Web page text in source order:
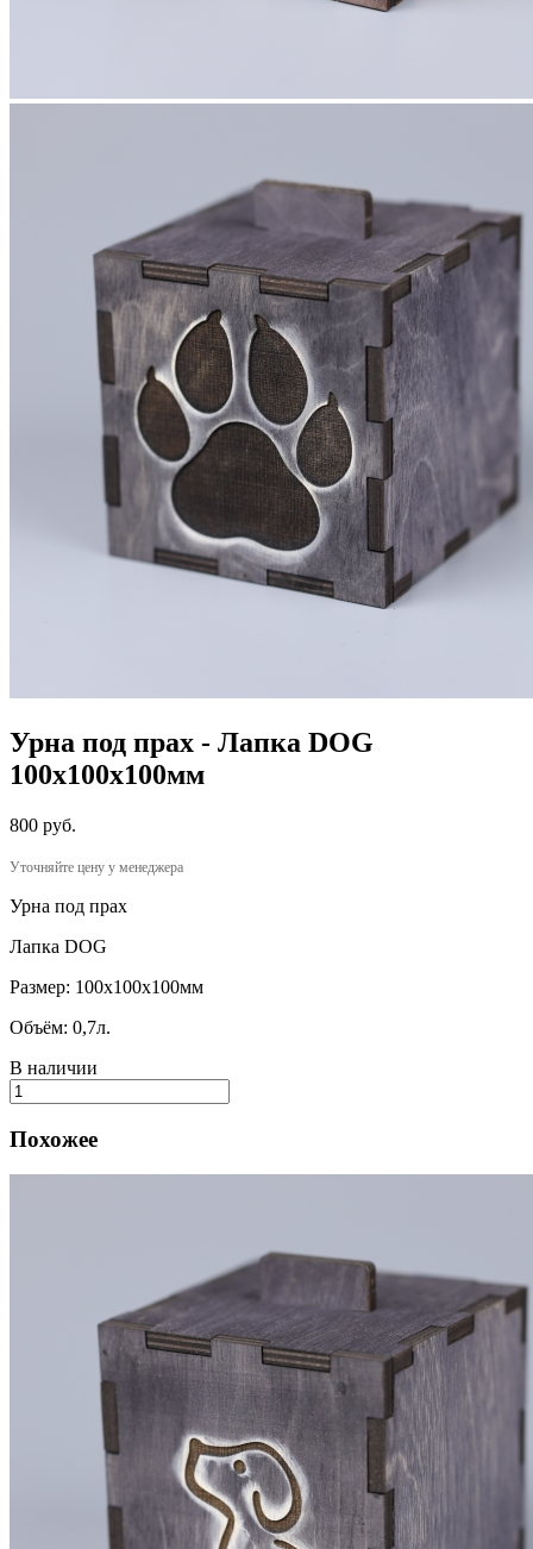
Урна под прах - Лапка DOG
100х100х100мм
800 руб.
Уточняйте цену у менеджера
Урна под прах
Лапка DOG
Размер: 100х100х100мм
Объём: 0,7л.
В наличии
Похожее